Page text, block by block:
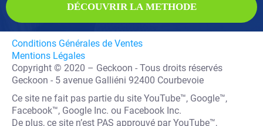
DÉCOUVRIR LA METHODE
Conditions Générales de Ventes
Mentions Légales
Copyright © 2020 – Geckoon - Tous droits réservés
Geckoon - 5 avenue Galliéni 92400 Courbevoie
Ce site ne fait pas partie du site YouTube™, Google™,
Facebook™, Google Inc. ou Facebook Inc.
De plus, ce site n’est PAS approuvé par YouTube™,